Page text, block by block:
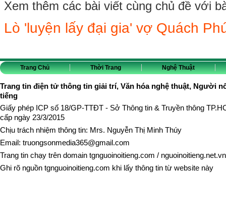
Xem thêm các bài viết cùng chủ đề với
Lò 'luyện lấy đại gia' vợ Quách
Trang Chủ Thời Trang Nghệ Thuật
Trang tin điện tử thông tin giải trí, Văn hóa nghệ thuật, Người
tiếng
Giấy phép ICP số 18/GP-TTĐT - Sở Thông tin & Truyền thông
cấp ngày 23/3/2015
Chịu trách nhiệm thông tin: Mrs. Nguyễn Thị Minh Thúy
Email: truongsonmedia365@gmail.com
Trang tin chạy trên domain tgnguoinoitieng.com / nguoinoitieng.net.vn
Ghi rõ nguồn tgnguoinoitieng.com khi lấy thông tin từ website này